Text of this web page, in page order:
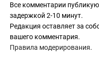
Все комментарии
задержкой 2-10 минут.
Редакция оставляет за
вашего комментария.
Правила модерирования.